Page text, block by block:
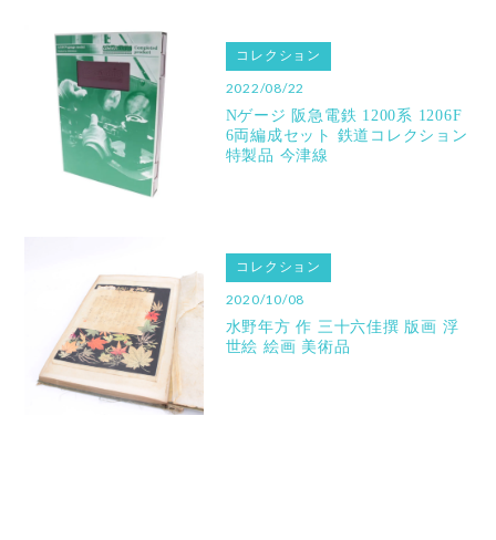
コレクション
2022/08/22
Nゲージ 阪急電鉄 1200系 1206F
6両編成セット 鉄道コレクション
特製品 今津線
コレクション
2020/10/08
水野年方 作 三十六佳撰 版画 浮
世絵 絵画 美術品